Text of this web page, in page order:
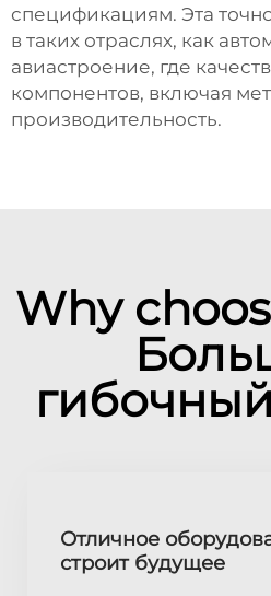
спецификациям. Эта
в таких отраслях, как
авиастроение, где
компонентов, включая
производительность.
Why
Отличное
строит будущее